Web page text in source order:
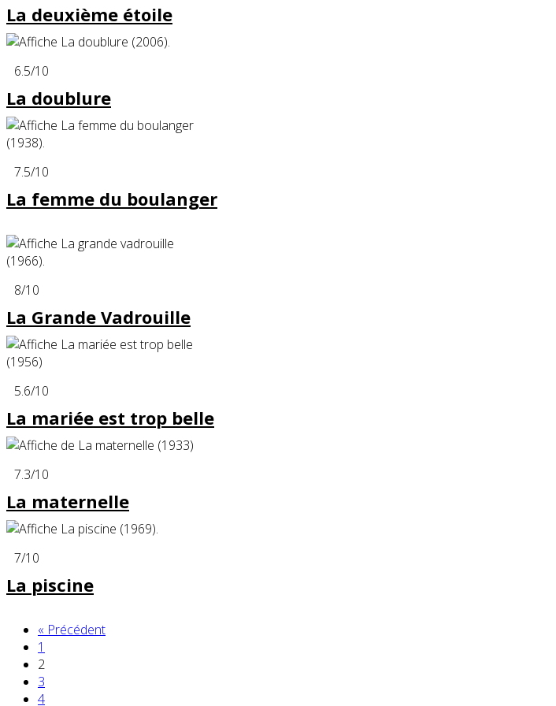
La deuxième étoile
6.5/10
La doublure
7.5/10
La femme du boulanger
8/10
La Grande Vadrouille
5.6/10
La mariée est trop belle
7.3/10
La maternelle
7/10
La piscine
« Précédent
1
2
3
4